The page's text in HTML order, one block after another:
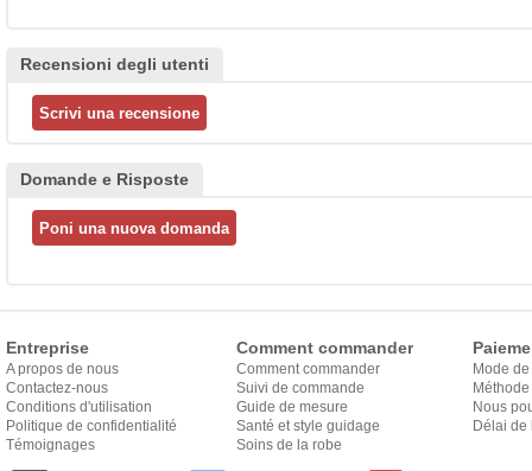
Recensioni degli utenti
Domande e Risposte
Entreprise
A propos de nous
Contactez-nous
Conditions d'utilisation
Politique de confidentialité
Témoignages
Comment commander
Comment commander
Suivi de commande
Guide de mesure
Santé et style guidage
Soins de la robe
Mode
Nous
Délai de